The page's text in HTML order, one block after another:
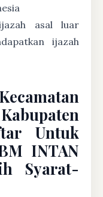
asal luar
ijazah
Untuk
INTAN
Syarat-